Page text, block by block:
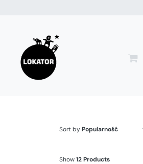
zawartości
Sort byPopularność
Show12 Products